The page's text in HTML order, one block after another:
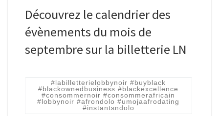
Découvrez le calendrier des
évènements du mois de
septembre sur la billetterie LN
#labilletterielobbynoir #buyblack
#blackownedbusiness #blackexcellence
#consommernoir #consommerafricain
#lobbynoir #afrondolo #umojaafrodating
#instantsndolo